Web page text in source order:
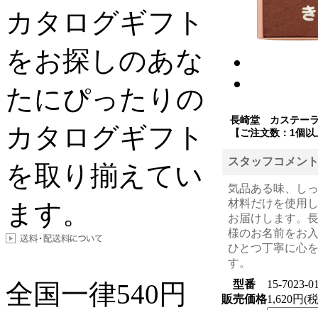
長崎堂 カステー
【ご注文数：1個
スタッフコメント
気品ある味、し
材料だけを使用
お届けします。
様のお名前をお
ひとつ丁寧に心
す。
型番
15-7023-
販売価格1,620円(
カタログギフト
をお探しのあな
たにぴったりの
カタログギフト
を取り揃えてい
ます。
全国一律540円